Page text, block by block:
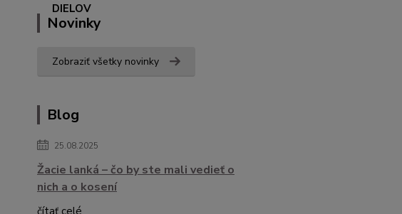
Novinky
Zobraziť všetky novinky
Blog
25.08.2025
Žacie lanká – čo by ste mali vedieť o
nich a o kosení
čítať celé